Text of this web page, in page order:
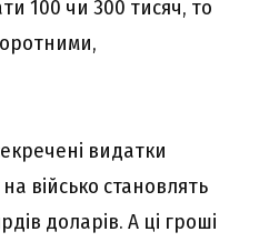
100 чи 300 тисяч, то
видатки
військо становлять
доларів. А ці гроші